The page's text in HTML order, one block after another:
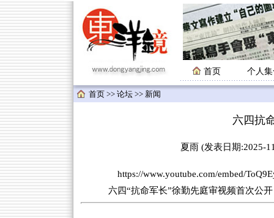
首页 个人
首页 >> 论坛 >> 新闻
六四抗
夏雨 (发表日期:2025-
https://www.youtube.com/embed/
六四“抗命军长”徐勤先庭审视频首次公